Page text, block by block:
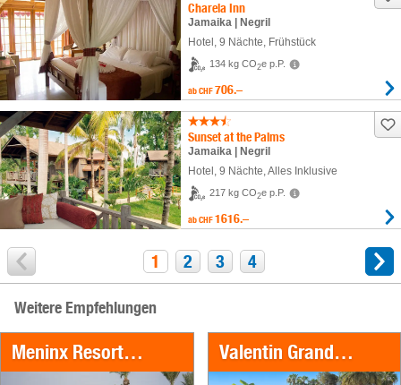
Charela Inn
Jamaika | Negril
Hotel , 9 Nächte, Frühstück
134 kg CO2e p.P.
ab CHF 706.–
Sunset at the Palms
Jamaika | Negril
Hotel , 9 Nächte, Alles Inklusive
217 kg CO2e p.P.
ab CHF 1616.–
1 2 3 4
Weitere Empfehlungen
Meninx Resort & SPA Valentin Grand Park Suite Hotel